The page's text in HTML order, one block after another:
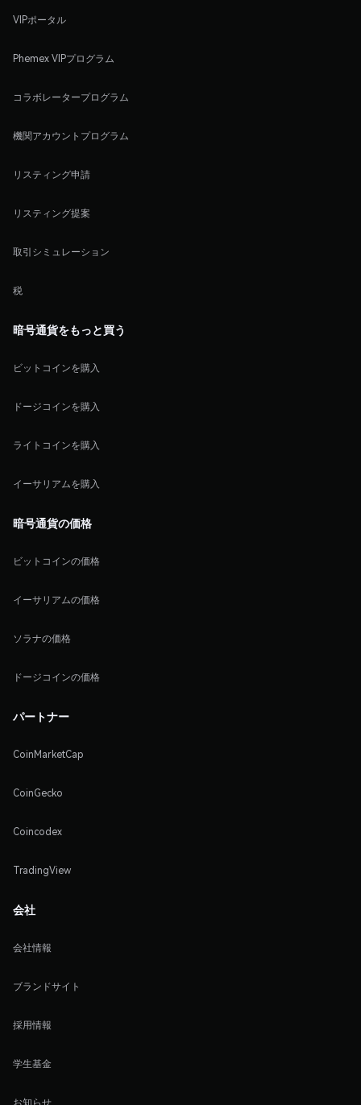
VIPポータル
Phemex VIPプログラム
コラボレータープログラム
機関アカウントプログラム
リスティング申請
リスティング提案
取引シミュレーション
税
暗号通貨をもっと買う
ビットコインを購入
ドージコインを購入
ライトコインを購入
イーサリアムを購入
暗号通貨の価格
ビットコインの価格
イーサリアムの価格
ソラナの価格
ドージコインの価格
パートナー
CoinMarketCap
CoinGecko
Coincodex
TradingView
会社
会社情報
ブランドサイト
採用情報
学生基金
お知らせ